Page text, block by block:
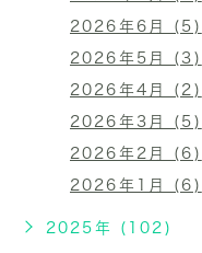
2026年6月 (5)
2026年5月 (3)
2026年4月 (2)
2026年3月 (5)
2026年2月 (6)
2026年1月 (6)
2025年 (102)